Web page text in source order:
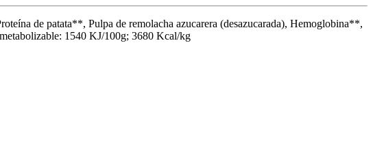
de patata**, Pulpa de remolacha azucarera (desazucarada), Hemoglobina**,
1540 KJ/100g; 3680 Kcal/kg